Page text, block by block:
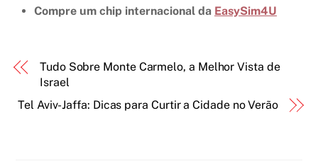
Compre um chip internacional da EasySim4U
Tudo Sobre Monte Carmelo, a Melhor Vista de
Israel
Tel Aviv-Jaffa: Dicas para Curtir a Cidade no Verão